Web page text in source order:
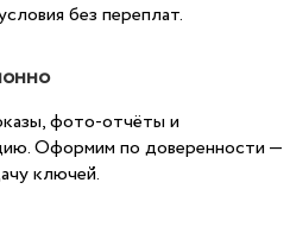
без переплат.
фото-отчёты и
Оформим по доверенности —
ключей.